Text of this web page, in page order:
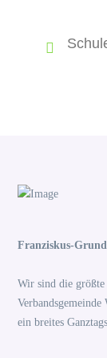
Franziskus-
Wir sind die größte
Verbandsgemeinde
ein breites